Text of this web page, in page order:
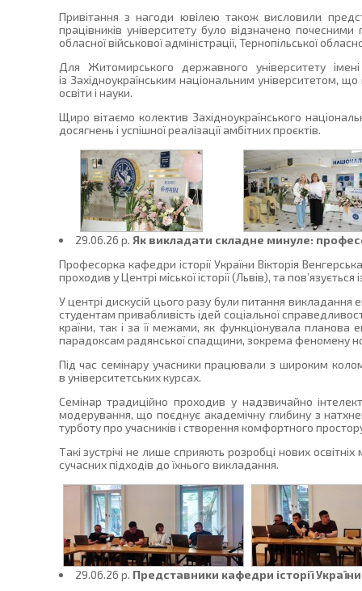
Привітання з нагоди ювілею також висловили
працівників університету було відзначено
обласної військової адміністрації, Тернопільської
Для Житомирського державного університету
із Західноукраїнським національним університетом, що
освіти і науки.
Щиро вітаємо колектив Західноукраїнського
досягнень і успішної реалізації амбітних проєктів.
29.06.26 p. Як викладати складне минуле:
Професорка кафедри історії України Вікторія
проходив у Центрі міської історії (Львів), та
У центрі дискусій цього разу були питання викладання
студентам привабливість ідей соціальної
країни, так і за її межами, як функціонувала
парадоксам радянської спадщини, зокрема феномену
Під час семінару учасники працювали з широким
в університетських курсах.
Семінар традиційно проходив у надзвичайно
модерування, що поєднує академічну глибину з
турботу про учасників і створення комфортного
Такі зустрічі не лише сприяють розробці нових
сучасних підходів до їхнього викладання.
29.06.26 p. Представники кафедри історії